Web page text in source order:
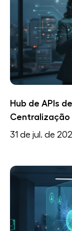
Hub de APIs
Centralização
31 de jul. de